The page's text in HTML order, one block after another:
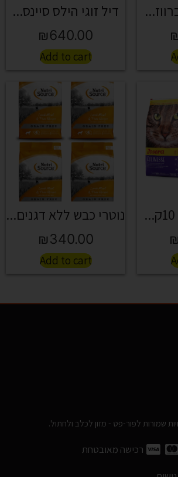
דיל זוגי הילס סיינס...
₪640.00
Add to cart
₪
נוטרי כבש ללא דגנים...
₪340.00
Add to cart
שמורות לפור-פט - מזון לכלב ולחתול.
רכישה מאובטחת